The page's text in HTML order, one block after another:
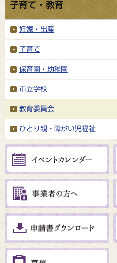
子育て・教育
妊娠・出産
子育て
保育園・幼稚園
市立学校
教育委員会
ひとり親・障がい児福祉